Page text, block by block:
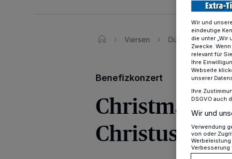
Viersen Dülkener Band
Benefizkonzert
Christmas
Wir und unsere
eindeutige
die unter „Wir
Zwecke.
relevant für
Ihre
Webseite
unserer
Ihre
DSGVO auch
Wir und
Verwendung
von oder
Verbesserung